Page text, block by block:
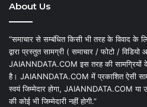
About Us
“समाचार से सम्बंधित किसी भी तरह के विवाद के
द्वारा प्रस्तुत सामग्री ( समाचार / फोटो / विडियो
JAIANNDATA.COM इस तरह की सामग्रियों के
है। JAIANNDATA.COM में प्रकाशित ऐसी
स्वयं जिम्मेदार होगा, JAIANNDATA.COM
की कोई भी जिम्मेदारी नहीं होगी.”